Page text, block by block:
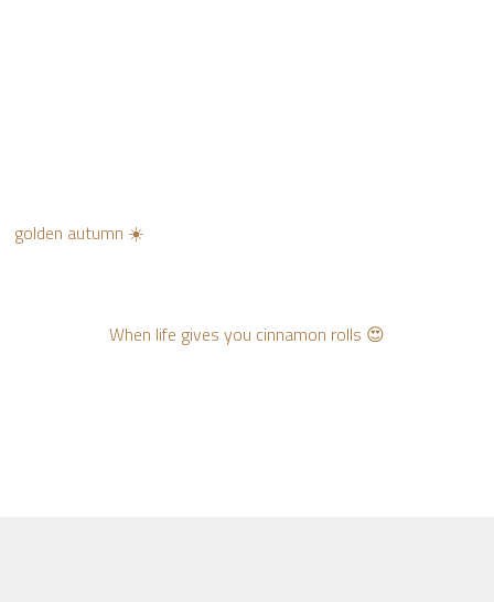
golden autumn ☀️
When life gives you cinnamon rolls 😍